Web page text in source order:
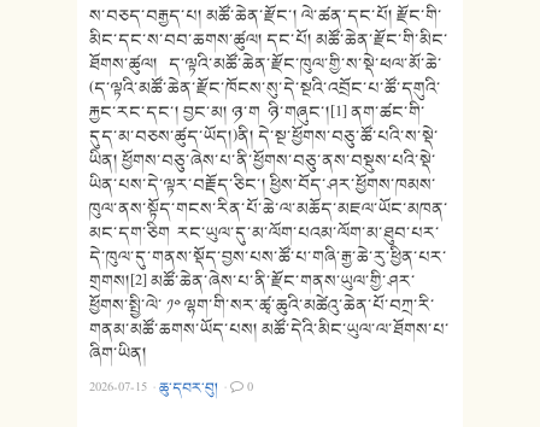
ས་བཅད་བརྒྱད་པ། མཚོ་ཆེན་རྫོང་། ལེ་ཚན་དང་པོ། རྫོང་གི་
མིང་དང་ས་བབ་ཆགས་ཚུལ། དང་པོ། མཚོ་ཆེན་རྫོང་གི་མིང་
ཐོགས་ཚུལ། ད་ལྟའི་མཚོ་ཆེན་རྫོང་ཁུལ་གྱི་ས་སྡེ་ཕལ་མོ་ཆེ་
(ད་ལྟའི་མཚོ་ཆེན་རྫོང་ཁོངས་སུ་དེ་སྔའི་འབྲོང་པ་ཚོ་དགུའི་
རྐྱང་རང་དང་། བྱང་མ། ཉ་ག ཉི་གཞུང་།[1] ནག་ཚང་གི་
དུད་མ་བཅས་ཚུད་ཡོད།)ནི། དེ་སྔ་ཕྱོགས་བཅུ་ཚོ་པའི་ས་སྡེ་
ཡིན། ཕྱོགས་བཅུ་ཞེས་པ་ནི་ཕྱོགས་བཅུ་ནས་བསྡུས་པའི་སྡེ་
ཡིན་པས་དེ་ལྟར་བརྗོད་ཅིང་། ཕྱིས་བོད་ཤར་ཕྱོགས་ཁམས་
ཁུལ་ནས་སྟོད་གངས་རིན་པོ་ཆེ་ལ་མཆོད་མཇལ་ཡོང་མཁན་
མང་དག་ཅིག རང་ཡུལ་དུ་མ་ལོག་པའམ་ལོག་མ་ཐུབ་པར་
དེ་ཁུལ་དུ་གནས་སྡོད་བྱས་པས་ཚོ་པ་གཞི་རྒྱ་ཆེ་རུ་ཕྱིན་པར་
གྲགས།[2] མཚོ་ཆེན་ཞེས་པ་ནི་རྫོང་གནས་ཡུལ་གྱི་ཤར་
ཕྱོགས་སྤྱི་ལེ་ ༡༠ ལྷག་གི་སར་ཚྭ་ཆུའི་མཚེའུ་ཆེན་པོ་བཀྲ་རི་
གནམ་མཚོ་ཆགས་ཡོད་པས། མཚོ་དེའི་མིང་ཡུལ་ལ་ཐོགས་པ་
ཞིག་ཡིན།
2026-07-15 ·ཆུ་དབར་བུ། · 0